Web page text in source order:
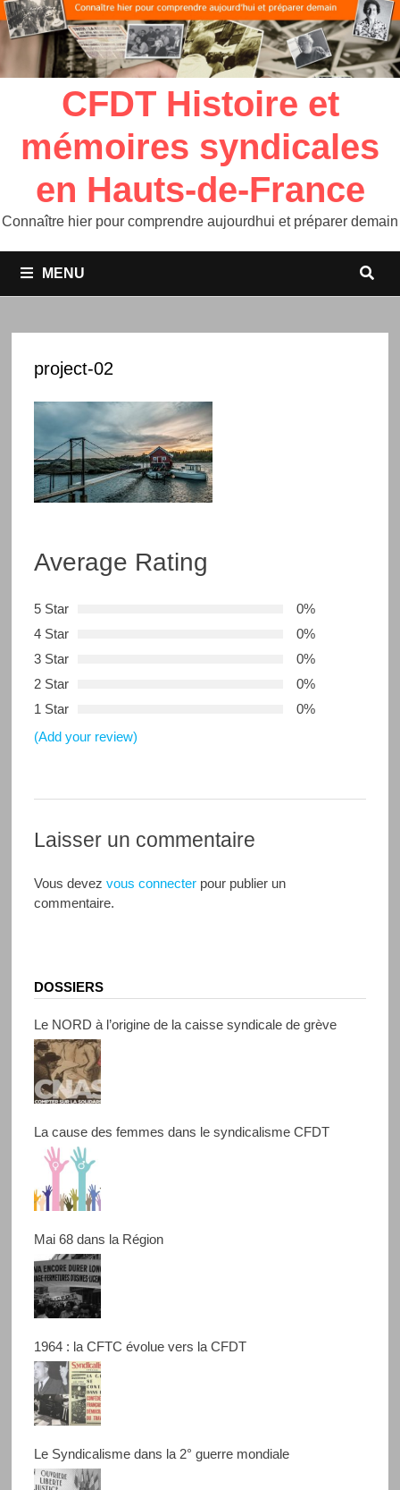
CFDT Histoire et
mémoires syndicales
en Hauts-de-France
Connaître hier pour comprendre aujourdhui et préparer demain
MENU
project-02
Average Rating
5 Star
0%
4 Star
0%
3 Star
0%
2 Star
0%
1 Star
0%
(Add your review)
Laisser un commentaire
Vous devez vous connecterpour publier un
commentaire.
DOSSIERS
Le NORD à l’origine de la caisse syndicale de grève
La cause des femmes dans le syndicalisme CFDT
Mai 68 dans la Région
1964 : la CFTC évolue vers la CFDT
Le Syndicalisme dans la 2° guerre mondiale